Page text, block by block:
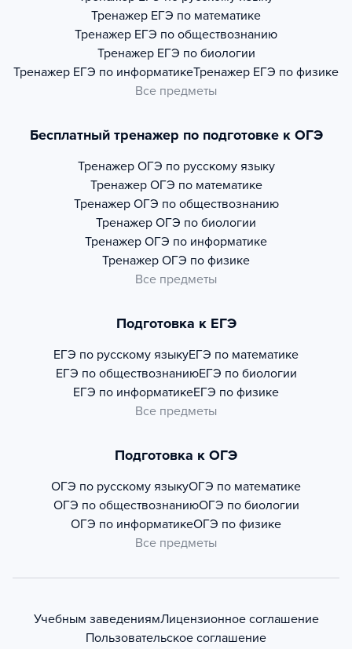
Тренажер ЕГЭ по математике
Тренажер ЕГЭ по обществознанию
Тренажер ЕГЭ по биологии
Тренажер ЕГЭ по информатикеТренажер ЕГЭ по физике
Все предметы
Бесплатный тренажер по подготовке к ОГЭ
Тренажер ОГЭ по русскому языку
Тренажер ОГЭ по математике
Тренажер ОГЭ по обществознанию
Тренажер ОГЭ по биологии
Тренажер ОГЭ по информатике
Тренажер ОГЭ по физике
Все предметы
Подготовка к ЕГЭ
ЕГЭ по русскому языкуЕГЭ по математике
ЕГЭ по обществознаниюЕГЭ по биологии
ЕГЭ по информатикеЕГЭ по физике
Все предметы
Подготовка к ОГЭ
ОГЭ по русскому языкуОГЭ по математике
ОГЭ по обществознаниюОГЭ по биологии
ОГЭ по информатикеОГЭ по физике
Все предметы
Учебным заведениямЛицензионное соглашение
Пользовательское соглашение